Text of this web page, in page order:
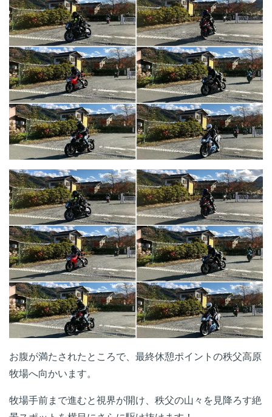
お腹が満たされたところで、最終休憩ポイントの秩父高原
牧場へ向かいます。
牧場手前まで進むと視界が開け、秩父の山々を見降ろす絶